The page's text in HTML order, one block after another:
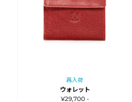
再入荷
ウォレット
¥29,700 -